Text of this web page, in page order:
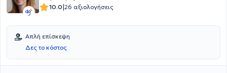
Ιατρικού Συλλόγου Αθηνών, της Ελληνικής Νευρολογικής Εταιρείας,
της European Stroke Organisation, της Ελληνικής Εταιρείας
Αγγειακών Εγκεφαλικών Νόσων και της Ελληνικής Εταιρείας
Παρηγορητικής και Συμπτωματικής Φροντίδας Καρκινοπαθών και
μη ασθενών.
10.0|26 αξιολογήσεις
Απλή επίσκεψη
Δες το κόστος